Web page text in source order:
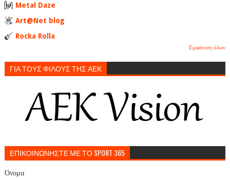
Metal Daze
Art@Net blog
Rocka Rolla
Εμφάνιση όλων
ΓΙΑ ΤΟΥΣ ΦΙΛΟΥΣ ΤΗΣ ΑΕΚ
ΕΠΙΚΟΙΝΩΝΗΣΤΕ ΜΕ ΤΟ SPORT 365
Όνομα